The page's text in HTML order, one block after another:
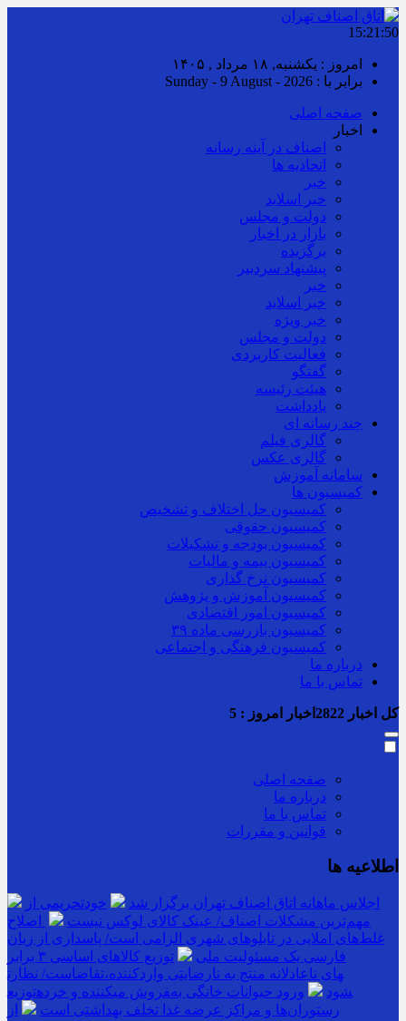
15:21:50
امروز : یکشنبه, ۱۸ مرداد , ۱۴۰۵
برابر با : Sunday - 9 August - 2026
صفحه اصلی
اخبار
اصناف در آینه رسانه
اتحادیه ها
خبر
خبر اسلايد
دولت و مجلس
بازار در اخبار
برگزیده
پیشنهاد سردبیر
خبر
خبر اسلايد
خبر ویژه
دولت و مجلس
فعالیت کاربردی
گفتگو
هیئت رئیسه
یادداشت
چند رسانه ای
گالری فیلم
گالری عکس
سامانه آموزش
کمیسیون ها
کمیسیون حل اختلاف و تشخیص
کمیسیون حقوقی
کمیسیون بودجه و تشکیلات
کمیسیون بیمه و مالیات
کمیسیون نرخ گذاری
کمیسیون آموزش و پژوهش
کمیسیون امور اقتصادی
کمیسیون بازرسی ماده ۳۹
کمیسیون فرهنگی و اجتماعی
درباره ما
تماس با ما
کل اخبار اخبار امروز : 5
صفحه اصلی
درباره ما
تماس با ما
قوانین و مقررات
اطلاعیه ها
اجلاس ماهانه اتاق اصناف تهران برگزار شد
خودتحریمی از
مهم‌ترین مشکلات اصناف/ عینک کالای لوکس نیست
اصلاح
غلط‌های املایی در تابلوهای شهری الزامی است/ پاسداری از زبان
فارسی یک مسئولیت ملی
توزیع کالاهای اساسی ۳ برابر
تقاضاست/ نظارت‎های ناعادلانه منتج به نارضایتی واردکننده،
توزیع‎کننده و خرده‎فروش می‎شود
ورود حیوانات خانگی به
رستوران‌ها و مراکز عرضه غذا تخلف بهداشتی است
از